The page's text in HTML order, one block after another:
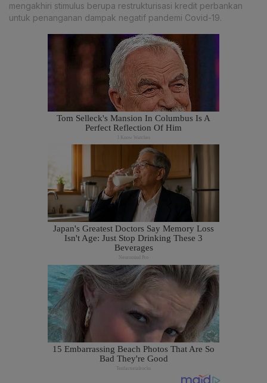
mengakhiri stimulus berupa restrukturisasi kredit perbankan
untuk penanganan dampak negatif pandemi Covid-19.